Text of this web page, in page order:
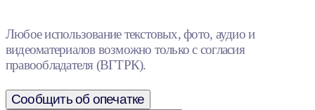
Любое использование текстовых, фото, аудио и
видеоматериалов возможно только с согласия
правообладателя (ВГТРК).
Сообщить об опечатке